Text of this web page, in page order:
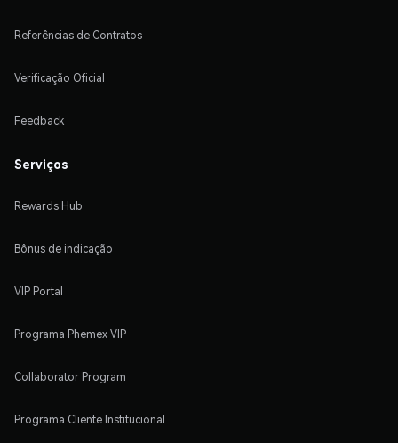
Referências de Contratos
Verificação Oficial
Feedback
Serviços
Rewards Hub
Bônus de indicação
VIP Portal
Programa Phemex VIP
Collaborator Program
Programa Cliente Institucional